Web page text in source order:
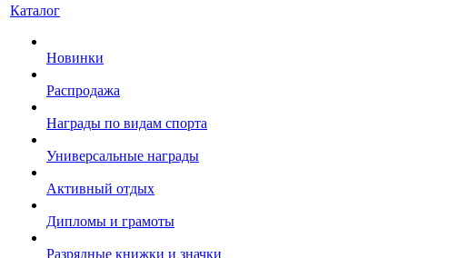
Каталог
Новинки
Распродажа
Награды по видам спорта
Универсальные награды
Активный отдых
Дипломы и грамоты
Разрядные книжки и значки